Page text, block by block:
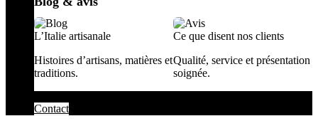
L’Italie artisanale
Histoires d’artisans, matières et
traditions.
Ce que disent nos clients
Qualité, service et présentation
soignée.
Contact